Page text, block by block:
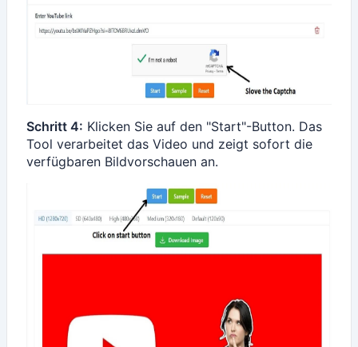
Schritt 4: Klicken Sie auf den "Start"-Button. Das
Tool verarbeitet das Video und zeigt sofort die
verfügbaren Bildvorschauen an.